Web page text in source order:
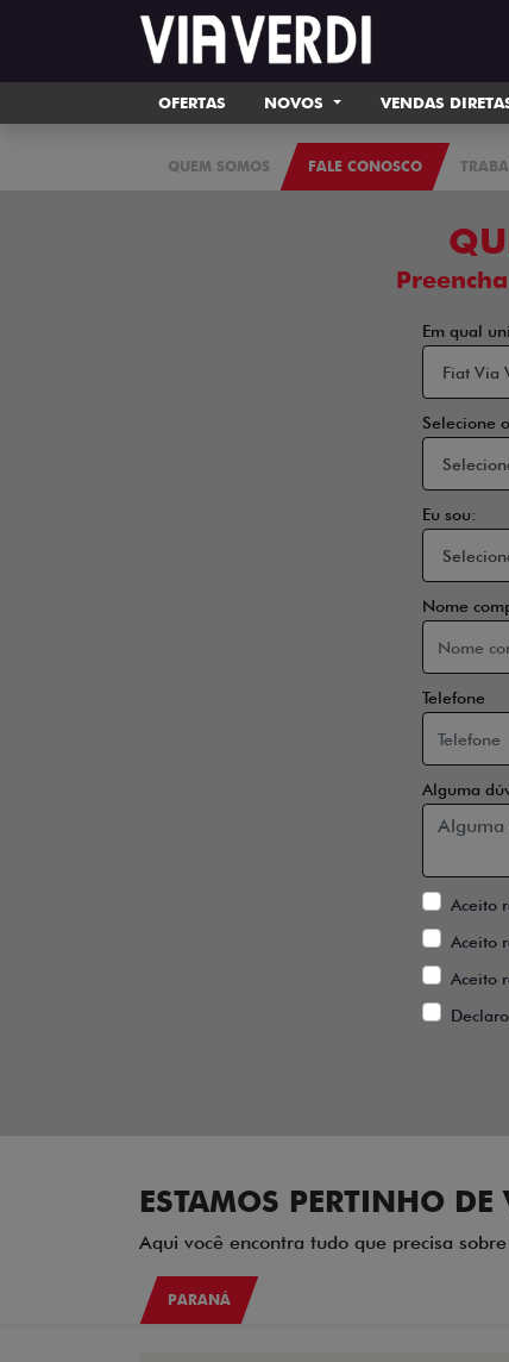
OFERTAS NOVOS VENDAS
QUEM SOMOS FALE CONOSCO
Em qual
Selecione
Eu sou:
Nome
Telefone
Alguma
Aceito
Aceito
Aceito
ESTAMOS PERTINHO DE
Aqui você encontra tudo que precisa
PARANÁ